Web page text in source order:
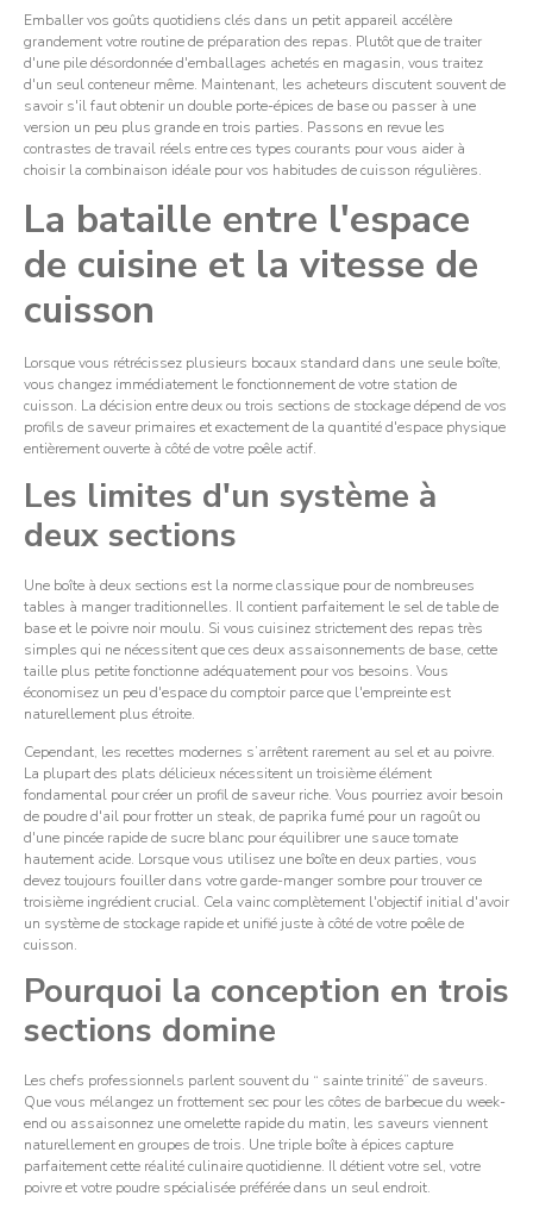
Emballer vos goûts quotidiens clés dans un petit appareil accélère
grandement votre routine de préparation des repas. Plutôt que de traiter
d'une pile désordonnée d'emballages achetés en magasin, vous traitez
d'un seul conteneur même. Maintenant, les acheteurs discutent souvent de
savoir s'il faut obtenir un double porte-épices de base ou passer à une
version un peu plus grande en trois parties. Passons en revue les
contrastes de travail réels entre ces types courants pour vous aider à
choisir la combinaison idéale pour vos habitudes de cuisson régulières.
La bataille entre l'espace
de cuisine et la vitesse de
cuisson
Lorsque vous rétrécissez plusieurs bocaux standard dans une seule boîte,
vous changez immédiatement le fonctionnement de votre station de
cuisson. La décision entre deux ou trois sections de stockage dépend de vos
profils de saveur primaires et exactement de la quantité d'espace physique
entièrement ouverte à côté de votre poêle actif.
Les limites d'un système à
deux sections
Une boîte à deux sections est la norme classique pour de nombreuses
tables à manger traditionnelles. Il contient parfaitement le sel de table de
base et le poivre noir moulu. Si vous cuisinez strictement des repas très
simples qui ne nécessitent que ces deux assaisonnements de base, cette
taille plus petite fonctionne adéquatement pour vos besoins. Vous
économisez un peu d'espace du comptoir parce que l'empreinte est
naturellement plus étroite.
Cependant, les recettes modernes s’arrêtent rarement au sel et au poivre.
La plupart des plats délicieux nécessitent un troisième élément
fondamental pour créer un profil de saveur riche. Vous pourriez avoir besoin
de poudre d'ail pour frotter un steak, de paprika fumé pour un ragoût ou
d'une pincée rapide de sucre blanc pour équilibrer une sauce tomate
hautement acide. Lorsque vous utilisez une boîte en deux parties, vous
devez toujours fouiller dans votre garde-manger sombre pour trouver ce
troisième ingrédient crucial. Cela vainc complètement l'objectif initial d'avoir
un système de stockage rapide et unifié juste à côté de votre poêle de
cuisson.
Pourquoi la conception en trois
sections domine
Les chefs professionnels parlent souvent du “ sainte trinité” de saveurs.
Que vous mélangez un frottement sec pour les côtes de barbecue du week-
end ou assaisonnez une omelette rapide du matin, les saveurs viennent
naturellement en groupes de trois. Une triple boîte à épices capture
parfaitement cette réalité culinaire quotidienne. Il détient votre sel, votre
poivre et votre poudre spécialisée préférée dans un seul endroit.